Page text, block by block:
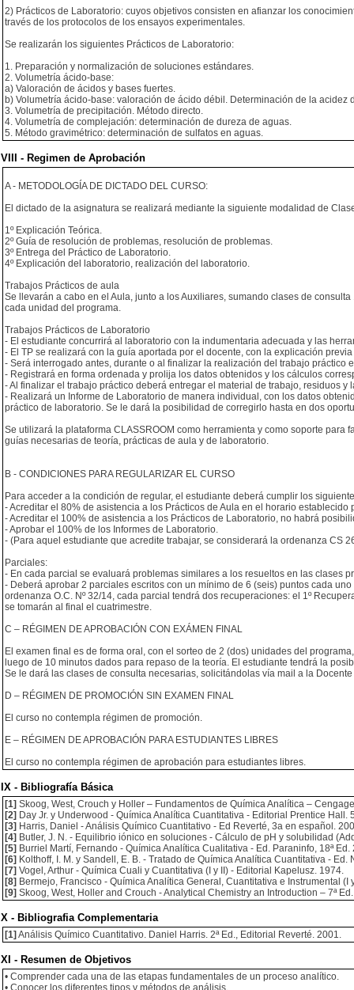
2) Prácticos de Laboratorio: cuyos objetivos consisten en afianzar los
través de los protocolos de los ensayos experimentales.
Se realizarán los siguientes Prácticos de Laboratorio:
1. Preparación y normalización de soluciones estándares.
2. Volumetría ácido-base:
a) Valoración de ácidos y bases fuertes.
b) Volumetría ácido-base: valoración de ácido débil. Determinación de la acidez
3. Volumetría de precipitación. Método directo.
4. Volumetría de complejación: determinación de dureza de aguas.
5. Método gravimétrico: determinación de sulfatos en aguas.
VIII - Regimen de Aprobación
A - METODOLOGÍA DE DICTADO DEL CURSO:
El dictado de la asignatura se realizará mediante la siguiente modalidad de
1º Explicación Teórica.
2º Guía de resolución de problemas, resolución de problemas.
3º Entrega del Práctico de Laboratorio.
4º Explicación del laboratorio, realización del laboratorio.
Trabajos Prácticos de aula
Se llevarán a cabo en el Aula, junto a los Auxiliares, sumando clases de
cada unidad del programa.
Trabajos Prácticos de Laboratorio
- El estudiante concurrirá al laboratorio con la indumentaria adecuada y las
- El TP se realizará con la guía aportada por el docente, con la explicación
- Será interrogado antes, durante o al finalizar la realización del trabajo práctico
- Registrará en forma ordenada y prolija los datos obtenidos y los cálculos
- Al finalizar el trabajo práctico deberá entregar el material de trabajo, residuos
- Realizará un Informe de Laboratorio de manera individual, con los datos
práctico de laboratorio. Se le dará la posibilidad de corregirlo hasta en dos
Se utilizará la plataforma CLASSROOM como herramienta y como soporte
guías necesarias de teoría, prácticas de aula y de laboratorio.
B - CONDICIONES PARA REGULARIZAR EL CURSO
Para acceder a la condición de regular, el estudiante deberá cumplir los
- Acreditar el 80% de asistencia a los Prácticos de Aula en el horario establecido
- Acreditar el 100% de asistencia a los Prácticos de Laboratorio, no habrá
- Aprobar el 100% de los Informes de Laboratorio.
- (Para aquel estudiante que acredite trabajar, se considerará la ordenanza CS
Parciales:
- En cada parcial se evaluará problemas similares a los resueltos en las clases
- Deberá aprobar 2 parciales escritos con un mínimo de 6 (seis) puntos cada
ordenanza O.C. Nº 32/14, cada parcial tendrá dos recuperaciones: el 1º
se tomarán al final el cuatrimestre.
C – RÉGIMEN DE APROBACIÓN CON EXÁMEN FINAL
El examen final es de forma oral, con el sorteo de 2 (dos) unidades del
luego de 10 minutos dados para repaso de la teoría. El estudiante tendrá la
Se le dará las clases de consulta necesarias, solicitándolas vía mail a la
D – RÉGIMEN DE PROMOCIÓN SIN EXAMEN FINAL
El curso no contempla régimen de promoción.
E – RÉGIMEN DE APROBACIÓN PARA ESTUDIANTES LIBRES
El curso no contempla régimen de aprobación para estudiantes libres.
IX - Bibliografía Básica
[1] Skoog, West, Crouch y Holler – Fundamentos de Química Analítica –
[2] Day Jr. y Underwood - Química Analítica Cuantitativa - Editorial Prentice Hall.
[3] Harris, Daniel - Análisis Químico Cuantitativo - Ed Reverté, 3a en español.
[4] Butler, J. N. - Equilibrio iónico en soluciones - Cálculo de pH y solubilidad
[5] Burriel Martí, Fernando - Química Analítica Cualitativa - Ed. Paraninfo, 18ª Ed.
[6] Kolthoff, I. M. y Sandell, E. B. - Tratado de Química Analítica Cuantitativa - Ed.
[7] Vogel, Arthur - Química Cuali y Cuantitativa (I y II) - Editorial Kapelusz. 1974.
[8] Bermejo, Francisco - Química Analítica General, Cuantitativa e Instrumental (I
[9] Skoog, West, Holler and Crouch - Analytical Chemistry an Introduction – 7ª
X - Bibliografia Complementaria
[1] Análisis Químico Cuantitativo. Daniel Harris. 2ª Ed., Editorial Reverté. 2001.
XI - Resumen de Objetivos
• Comprender cada una de las etapas fundamentales de un proceso analítico.
• Conocer los diferentes tipos y métodos de análisis.